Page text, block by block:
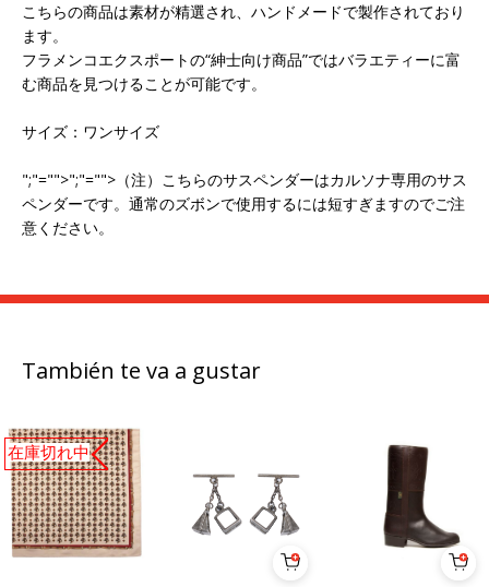
こちらの商品は素材が精選され、ハンドメードで製作されており
ます。
フラメンコエクスポートの“紳士向け商品”ではバラエティーに富
む商品を見つけることが可能です。
サイズ：ワンサイズ
";"="">";"="">（注）こちらのサスペンダーはカルソナ専用のサス
ペンダーです。通常のズボンで使用するには短すぎますのでご注
意ください。
También te va a gustar
在庫切れ中